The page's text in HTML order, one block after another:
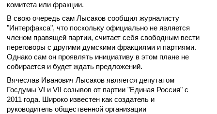
комитета или фракции.
В свою очередь сам Лысаков сообщил журналисту
"Интерфакса", что поскольку официально не является
членом правящей партии, считает себя свободным вести
переговоры с другими думскими фракциями и партиями.
Однако сам он проявлять инициативу в этом плане не
собирается и будет ждать предложений.
Вячеслав Иванович Лысаков является депутатом
Госдумы VI и VII созывов от партии "Единая Россия" с
2011 года. Широко известен как создатель и
руководитель общественной организации